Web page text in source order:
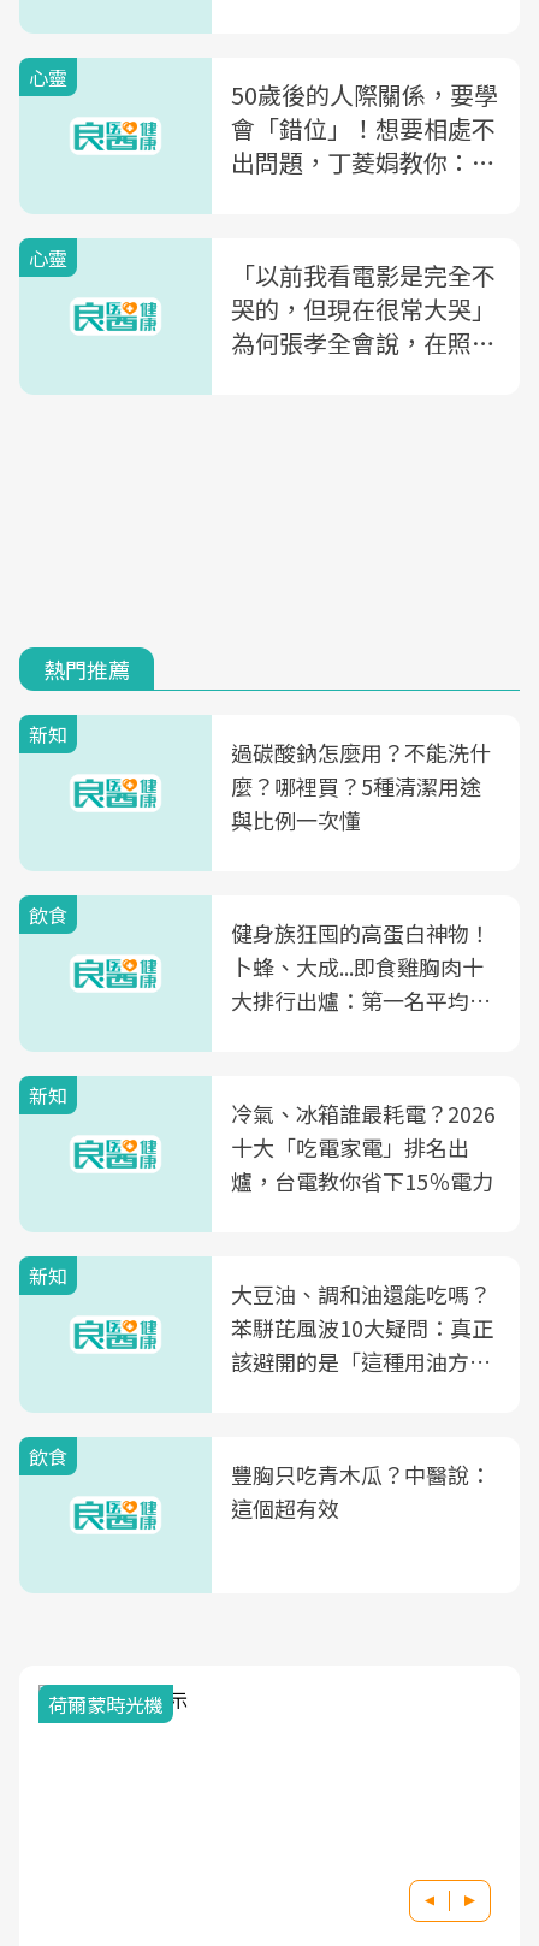
哪
心靈
50歲後的人際關係，要學
會「錯位」！想要相處不
出問題，丁菱娟教你：如
心靈
「以前我看電影是完全不
哭的，但現在很常大哭」
為何張孝全會說，在照顧
熱門推薦
新知
過碳酸鈉怎麼用？不能洗什
麼？哪裡買？5種清潔用途
與比例一次懂
飲食
健身族狂囤的高蛋白神物！
卜蜂、大成...即食雞胸肉十
大排行出爐：第一名平均一
新知
冷氣、冰箱誰最耗電？2026
十大「吃電家電」排名出
爐，台電教你省下15％電力
新知
大豆油、調和油還能吃嗎？
苯駢芘風波10大疑問：真正
該避開的是「這種用油方
飲食
豐胸只吃青木瓜？中醫說：
這個超有效
荷爾蒙時光機